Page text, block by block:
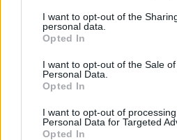
I want to opt-out of the
personal data.
Opted In
I want to opt-out of the Sale
Personal Data.
Opted In
I want to opt-out of
Personal Data for Targeted
Opted In
Φωτοβολταϊκά στο σπίτι: Πώς θα
6 Αυγούστου, 2026
Σοκ στο Μεξικό: Influencer
6 Αυγούστου, 2026